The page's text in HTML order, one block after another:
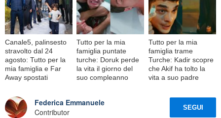
Canale5, palinsesto
stravolto dal 24
agosto: Tutto per la
mia famiglia e Far
Away spostati
Tutto per la mia
famiglia puntate
turche: Doruk perde
la vita il giorno del
suo compleanno
Tutto per la mia
famiglia trame
Turche: Kadir scopre
che Akif ha tolto la
vita a suo padre
Federica Emmanuele
Contributor
SEGUI